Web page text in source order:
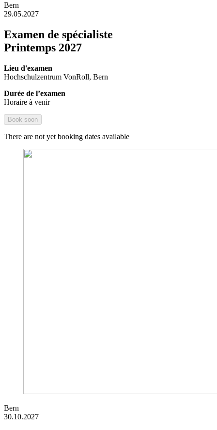
Bern
29.05.2027
Examen de spécialiste
Printemps 2027
Lieu d'examen
Hochschulzentrum VonRoll, Bern
Durée de l’examen
Horaire à venir
Book soon
There are not yet booking dates available
Bern
30.10.2027